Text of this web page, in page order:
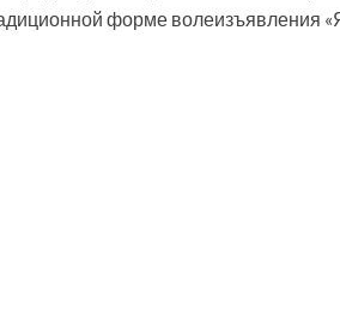
форме волеизъявления